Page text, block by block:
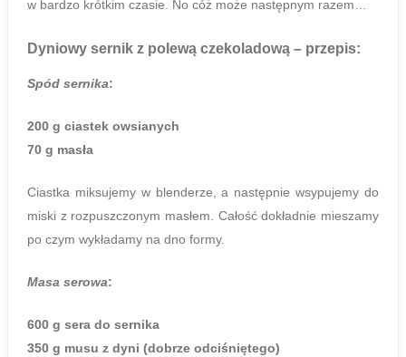
w bardzo krótkim czasie. No cóż może następnym razem…
Dyniowy sernik z polewą czekoladową – przepis:
Spód sernika:
200 g ciastek owsianych
70 g masła
Ciastka miksujemy w blenderze, a następnie wsypujemy do
miski z rozpuszczonym masłem. Całość dokładnie mieszamy
po czym wykładamy na dno formy.
Masa serowa:
600 g sera do sernika
350 g musu z dyni (dobrze odciśniętego)